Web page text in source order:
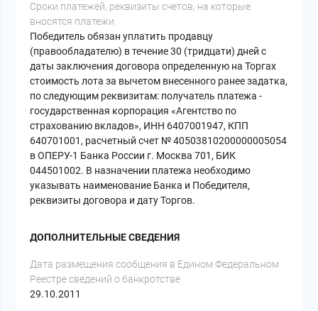
Сроки платежей, реквизиты счетов, на которые
вносятся платежи
Победитель обязан уплатить продавцу
(правообладателю) в течение 30 (тридцати) дней с
даты заключения договора определенную на Торгах
стоимость лота за вычетом внесенного ранее задатка,
по следующим реквизитам: получатель платежа -
государственная корпорация «Агентство по
страхованию вкладов», ИНН 6407001947, КПП
640701001, расчетный счет № 40503810200000005054
в ОПЕРУ-1 Банка России г. Москва 701, БИК
044501002. В назначении платежа необходимо
указывать наименование Банка и Победителя,
реквизиты договора и дату Торгов.
ДОПОЛНИТЕЛЬНЫЕ СВЕДЕНИЯ
Дата размещения сообщения в Едином Федеральном
Реестре сведений о банкротстве
29.10.2011